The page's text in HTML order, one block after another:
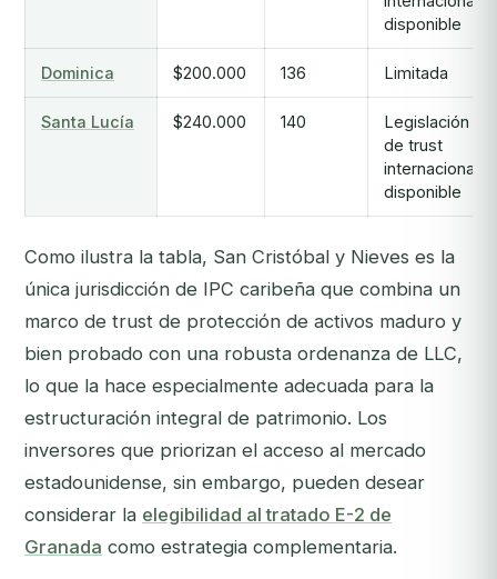
disponible
Dominica $200.000 136 Limitada
Santa Lucía $240.000 140
Legislación
de trust
internacional
disponible
Como ilustra la tabla, San Cristóbal y Nieves es la
única jurisdicción de IPC caribeña que combina un
marco de trust de protección de activos maduro y
bien probado con una robusta ordenanza de LLC,
lo que la hace especialmente adecuada para la
estructuración integral de patrimonio. Los
inversores que priorizan el acceso al mercado
estadounidense, sin embargo, pueden desear
considerar la elegibilidad al tratado E-2 de
Granada como estrategia complementaria.